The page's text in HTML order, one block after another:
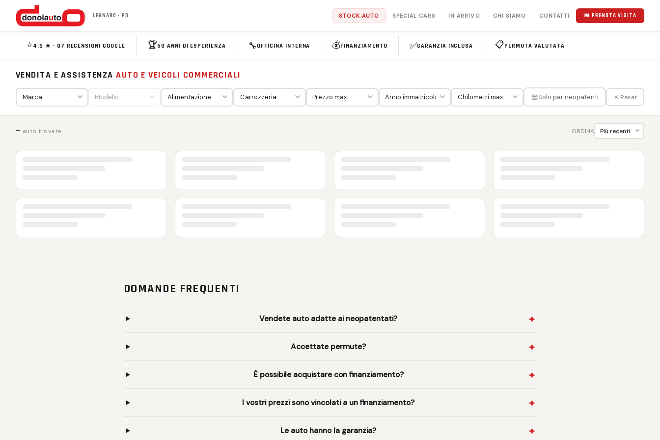
LEGNARO · PD STOCK AUTO SPECIAL CARS IN ARRIVO CHI SIAMO CONTATTI 📅 PRENOTA VISITA
⭐4,9 ★ · 87 RECENSIONI GOOGLE 🏆50 ANNI DI ESPERIENZA 🔧 OFFICINA INTERNA 💰FINANZIAMENTO ✅GARANZIA INCLUSA 📋PERMUTA VALUTATA
VENDITA E ASSISTENZAAUTO E VEICOLI COMMERCIALI
🏻Solo per neopatenti ✕ Reset
— auto trovate ORDINA
DOMANDE FREQUENTI
Vendete auto adatte ai neopatentati?
Accettate permute?
È possibile acquistare con finanziamento?
I vostri prezzi sono vincolati a un finanziamento?
Le auto hanno la garanzia?